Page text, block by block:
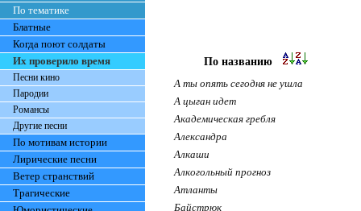
По тематике
Блатные
Когда поют солдаты
Их проверило время
Песни кино
Пародии
Романсы
Другие песни
По мотивам истории
Лирические песни
Ветер странствий
Трагические
По названию
А ты опять сегодня не ушла
А цыган идет
Академическая гребля
Александра
Алкаши
Алкогольный прогноз
Атланты
Байстрюк